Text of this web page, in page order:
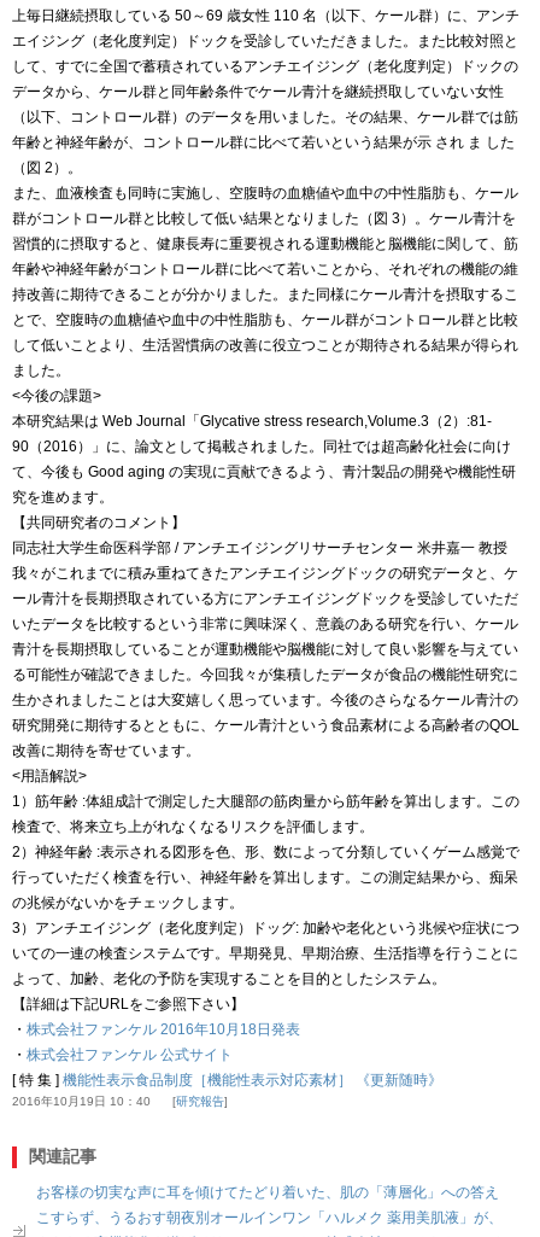
上毎日継続摂取している 50～69 歳女性 110 名（以下、ケール群）に、アンチ
エイジング（老化度判定）ドックを受診していただきました。また比較対照と
して、すでに全国で蓄積されているアンチエイジング（老化度判定）ドックの
データから、ケール群と同年齢条件でケール青汁を継続摂取していない女性
（以下、コントロール群）のデータを用いました。その結果、ケール群では筋
年齢と神経年齢が、コントロール群に比べて若いという結果が示 され ま した
（図 2）。
また、血液検査も同時に実施し、空腹時の血糖値や血中の中性脂肪も、ケール
群がコントロール群と比較して低い結果となりました（図 3）。ケール青汁を
習慣的に摂取すると、健康長寿に重要視される運動機能と脳機能に関して、筋
年齢や神経年齢がコントロール群に比べて若いことから、それぞれの機能の維
持改善に期待できることが分かりました。また同様にケール青汁を摂取するこ
とで、空腹時の血糖値や血中の中性脂肪も、ケール群がコントロール群と比較
して低いことより、生活習慣病の改善に役立つことが期待される結果が得られ
ました。
<今後の課題>
本研究結果は Web Journal「Glycative stress research,Volume.3（2）:81-
90（2016）」に、論文として掲載されました。同社では超高齢化社会に向け
て、今後も Good aging の実現に貢献できるよう、青汁製品の開発や機能性研
究を進めます。
【共同研究者のコメント】
同志社大学生命医科学部 / アンチエイジングリサーチセンター 米井嘉一 教授
我々がこれまでに積み重ねてきたアンチエイジングドックの研究データと、ケ
ール青汁を長期摂取されている方にアンチエイジングドックを受診していただ
いたデータを比較するという非常に興味深く、意義のある研究を行い、ケール
青汁を長期摂取していることが運動機能や脳機能に対して良い影響を与えてい
る可能性が確認できました。今回我々が集積したデータが食品の機能性研究に
生かされましたことは大変嬉しく思っています。今後のさらなるケール青汁の
研究開発に期待するとともに、ケール青汁という食品素材による高齢者のQOL
改善に期待を寄せています。
<用語解説>
1）筋年齢 :体組成計で測定した大腿部の筋肉量から筋年齢を算出します。この
検査で、将来立ち上がれなくなるリスクを評価します。
2）神経年齢 :表示される図形を色、形、数によって分類していくゲーム感覚で
行っていただく検査を行い、神経年齢を算出します。この測定結果から、痴呆
の兆候がないかをチェックします。
3）アンチエイジング（老化度判定）ドッグ: 加齢や老化という兆候や症状につ
いての一連の検査システムです。早期発見、早期治療、生活指導を行うことに
よって、加齢、老化の予防を実現することを目的としたシステム。
【詳細は下記URLをご参照下さい】
・ 株式会社ファンケル 2016年10月18日発表
・ 株式会社ファンケル 公式サイト
[ 特 集 ] 機能性表示食品制度［機能性表示対応素材］ 《更新随時》
2016年10月19日 10：40 研究報告
関連記事
お客様の切実な声に耳を傾けてたどり着いた、肌の「薄層化」への答え
こすらず、うるおす朝夜別オールインワン「ハルメク 薬用美肌液」が、